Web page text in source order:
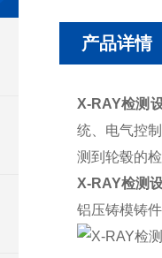
产品详情
X-RAY检测
统、电气控
测到轮毂的
X-RAY检测
铝压铸模铸